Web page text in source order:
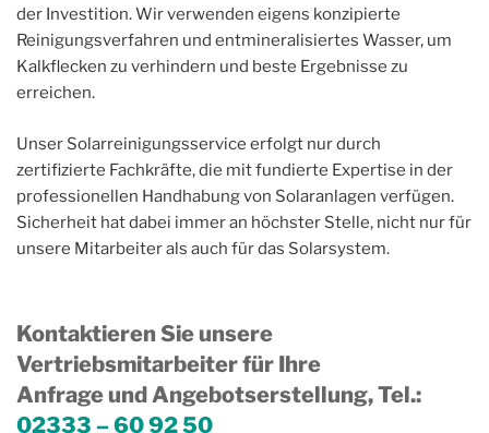
der Investition. Wir verwenden eigens konzipierte
Reinigungsverfahren und entmineralisiertes Wasser, um
Kalkflecken zu verhindern und beste Ergebnisse zu
erreichen.
Unser Solarreinigungsservice erfolgt nur durch
zertifizierte Fachkräfte, die mit fundierte Expertise in der
professionellen Handhabung von Solaranlagen verfügen.
Sicherheit hat dabei immer an höchster Stelle, nicht nur für
unsere Mitarbeiter als auch für das Solarsystem.
Kontaktieren Sie unsere
Vertriebsmitarbeiter für Ihre
Anfrage und Angebotserstellung, Tel.:
02333 – 60 92 50